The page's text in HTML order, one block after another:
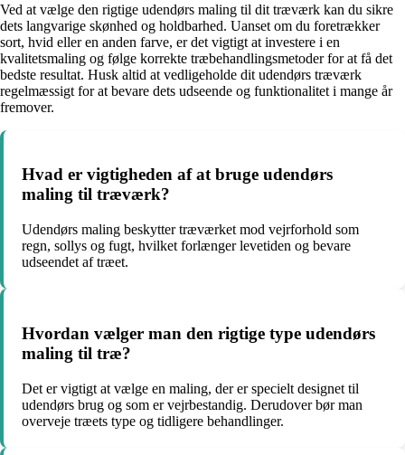
Ved at vælge den rigtige udendørs maling til dit træværk kan du sikre
dets langvarige skønhed og holdbarhed. Uanset om du foretrækker
sort, hvid eller en anden farve, er det vigtigt at investere i en
kvalitetsmaling og følge korrekte træbehandlingsmetoder for at få det
bedste resultat. Husk altid at vedligeholde dit udendørs træværk
regelmæssigt for at bevare dets udseende og funktionalitet i mange år
fremover.
Hvad er vigtigheden af at bruge udendørs
maling til træværk?
Udendørs maling beskytter træværket mod vejrforhold som
regn, sollys og fugt, hvilket forlænger levetiden og bevare
udseendet af træet.
Hvordan vælger man den rigtige type udendørs
maling til træ?
Det er vigtigt at vælge en maling, der er specielt designet til
udendørs brug og som er vejrbestandig. Derudover bør man
overveje træets type og tidligere behandlinger.